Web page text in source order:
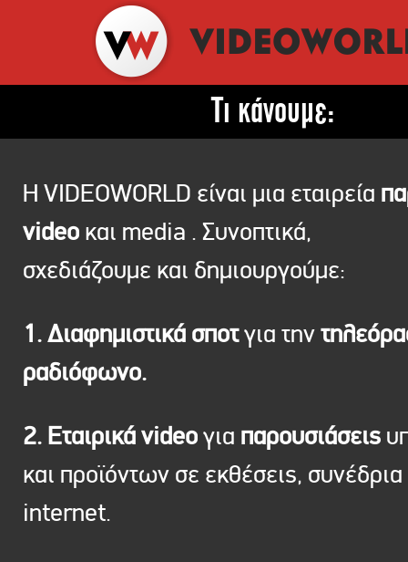
Τι κάνουμε:
Η VIDEOWORLD είναι μια εταιρεία
video και media . Συνοπτικά,
σχεδιάζουμε και δημιουργούμε:
1. Διαφημιστικά σποτγια την
ραδιόφωνο.
2. Εταιρικά videoγια παρουσιάσεις
και προϊόντων σε εκθέσεις, συνέδρια
internet.